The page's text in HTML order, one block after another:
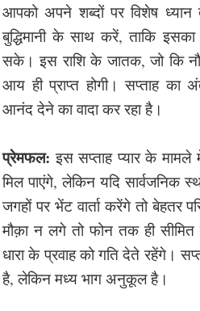
आपको अपने शब्दों पर विशेष ध्यान
बुद्धिमानी के साथ करें, ताकि
सके। इस राशि के जातक, जो कि
आय ही प्राप्त होगी। सप्ताह का
आनंद देने का वादा कर रहा है।
प्रेमफल: इस सप्ताह प्यार के
मिल पाएंगे, लेकिन यदि सार्वजनिक
जगहों पर भेंट वार्ता करेंगे तो बेहतर
मौक़ा न लगे तो फोन तक ही
धारा के प्रवाह को गति देते रहेंगे।
है, लेकिन मध्य भाग अनुकूल है।